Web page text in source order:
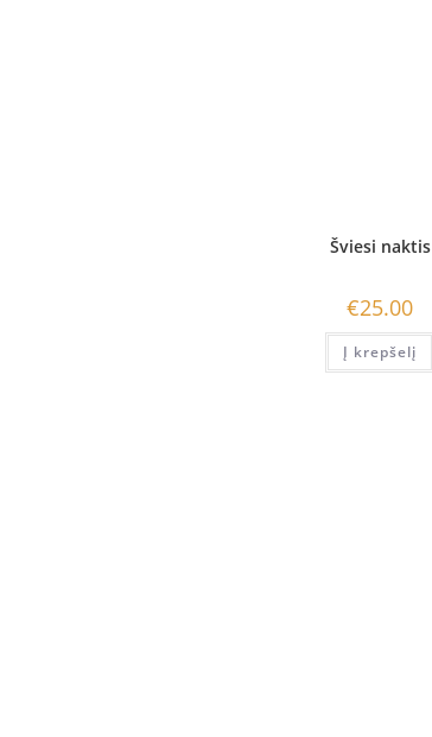
Šviesi naktis
€25.00
Į krepšelį